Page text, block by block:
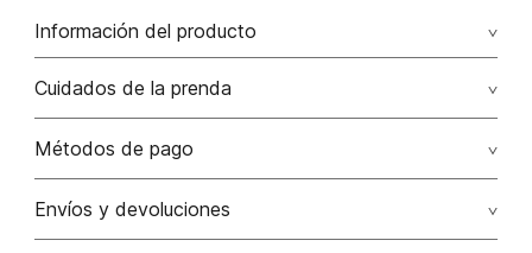
Información del producto
F36-rodeo monterrey poliéster 65% rayón viscosa 35%
65.00% poliéster/polyester35.00% rayón viscosa/
Cuidados de la prenda
Lavar a mano por separado / no dejar en remojo / no
No usar lejia
Métodos de pago
Tarjetas de crédito: Visa, Dinners, Master Card y American
Envíos y devoluciones